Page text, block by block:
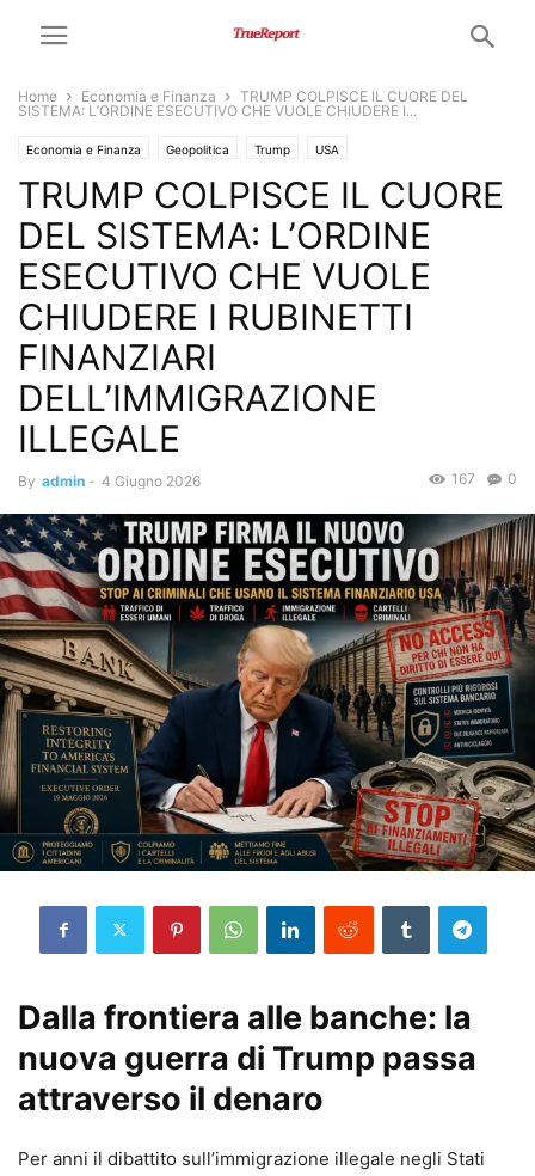
Home Economia e Finanza
TRUMP COLPISCE IL CUORE DEL
SISTEMA: L’ORDINE ESECUTIVO CHE VUOLE CHIUDERE I...
Economia e Finanza Geopolitica Trump USA
TRUMP COLPISCE IL CUORE
DEL SISTEMA: L’ORDINE
ESECUTIVO CHE VUOLE
CHIUDERE I RUBINETTI
FINANZIARI
DELL’IMMIGRAZIONE
ILLEGALE
By admin - 4 Giugno 2026 0
167
Dalla frontiera alle banche: la
nuova guerra di Trump passa
attraverso il denaro
Per anni il dibattito sull’immigrazione illegale negli Stati